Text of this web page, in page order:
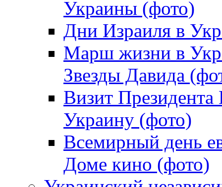
Украины (фото)
Дни Израиля в
Марш жизни в
Звезды Давида
Визит
Украину (фото)
Всемирный день
Доме кино (фото)